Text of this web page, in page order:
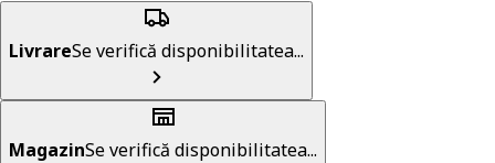
LivrareSe verifică disponibilitatea...
MagazinSe verifică disponibilitatea...